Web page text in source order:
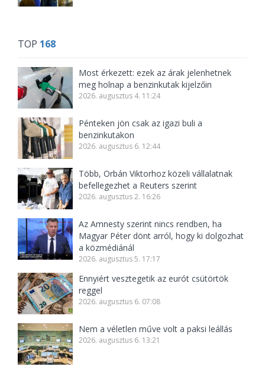
TOP 168
Most érkezett: ezek az árak jelenhetnek
meg holnap a benzinkutak kijelzőin
2026. augusztus 4. 11:24
Pénteken jön csak az igazi buli a
benzinkutakon
2026. augusztus 6. 12:44
Több, Orbán Viktorhoz közeli vállalatnak
befellegezhet a Reuters szerint
2026. augusztus 2. 16:26
Az Amnesty szerint nincs rendben, ha
Magyar Péter dönt arról, hogy ki dolgozhat
a közmédiánál
2026. augusztus 5. 17:17
Ennyiért vesztegetik az eurót csütörtök
reggel
2026. augusztus 6. 07:08
Nem a véletlen műve volt a paksi leállás
2026. augusztus 6. 13:21